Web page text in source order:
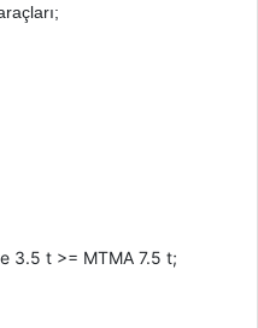
3.5 t >= MTMA 7.5 t;